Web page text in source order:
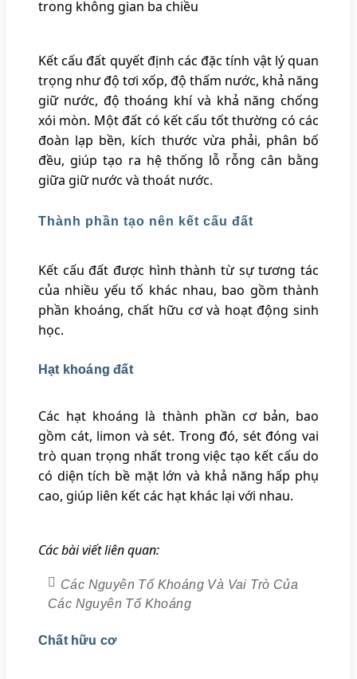
trong không gian ba chiều
Kết cấu đất quyết định các đặc tính vật lý quan
trọng như độ tơi xốp, độ thấm nước, khả năng
giữ nước, độ thoáng khí và khả năng chống
xói mòn. Một đất có kết cấu tốt thường có các
đoàn lạp bền, kích thước vừa phải, phân bố
đều, giúp tạo ra hệ thống lỗ rỗng cân bằng
giữa giữ nước và thoát nước.
Thành phần tạo nên kết cấu đất
Kết cấu đất được hình thành từ sự tương tác
của nhiều yếu tố khác nhau, bao gồm thành
phần khoáng, chất hữu cơ và hoạt động sinh
học.
Hạt khoáng đất
Các hạt khoáng là thành phần cơ bản, bao
gồm cát, limon và sét. Trong đó, sét đóng vai
trò quan trọng nhất trong việc tạo kết cấu do
có diện tích bề mặt lớn và khả năng hấp phụ
cao, giúp liên kết các hạt khác lại với nhau.
Các bài viết liên quan:
Các Nguyên Tố Khoáng Và Vai Trò Của
Các Nguyên Tố Khoáng
Chất hữu cơ